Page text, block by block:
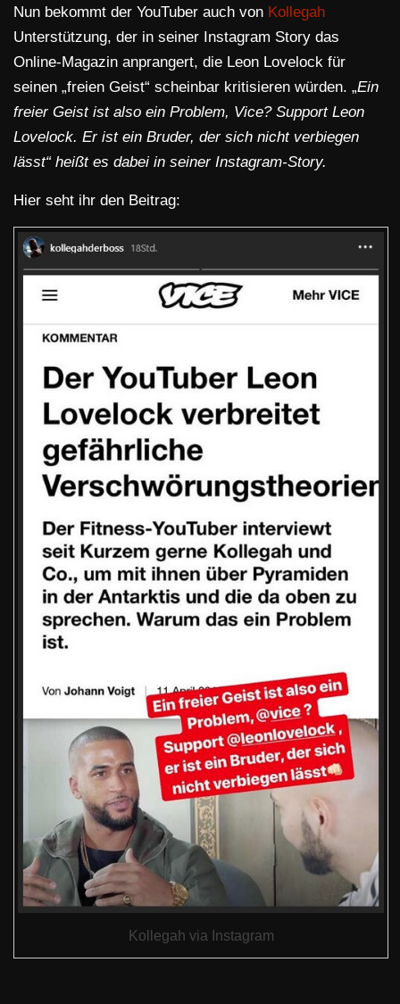
Nun bekommt der YouTuber auch von Kollegah
Unterstützung, der in seiner Instagram Story das
Online-Magazin anprangert, die Leon Lovelock für
seinen „freien Geist“ scheinbar kritisieren würden. „Ein
freier Geist ist also ein Problem, Vice? Support Leon
Lovelock. Er ist ein Bruder, der sich nicht verbiegen
lässt“ heißt es dabei in seiner Instagram-Story.
Hier seht ihr den Beitrag:
Kollegah via Instagram